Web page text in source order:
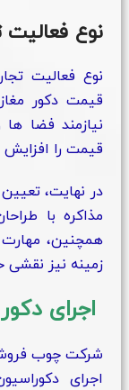
نوع فعالیت
نوع فعالیت
قیمت دکور
نیازمند فضا
قیمت را
در نهایت،
مذاکره با
همچنین،
زمینه نیز نقشی
اجرای
شرکت چوب فروش
اجرای